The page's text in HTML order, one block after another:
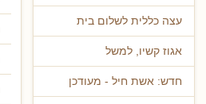
עצה כללית לשלום בית
אגוז קשיו, למשל
חדש: אשת חיל - מעודכן